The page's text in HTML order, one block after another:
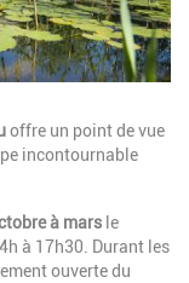
offre un point de vue
incontournable
à mars le
à 17h30. Durant les
ouverte du